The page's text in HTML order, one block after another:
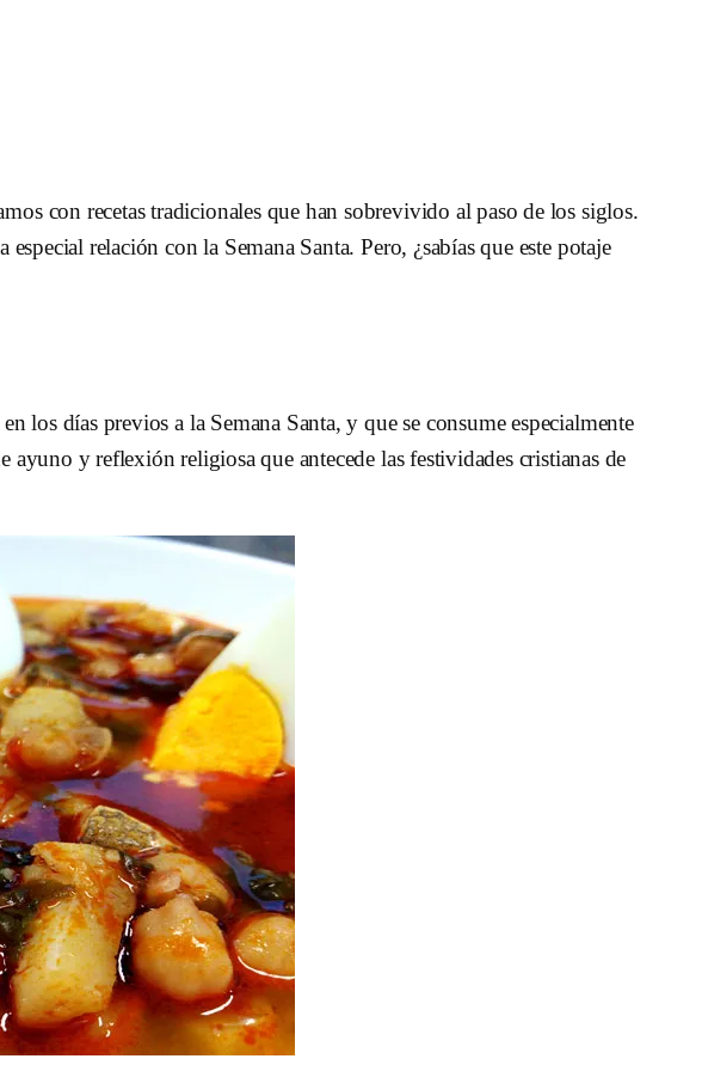
con recetas tradicionales que han sobrevivido al paso de los siglos.
relación con la Semana Santa. Pero, ¿sabías que este potaje
los días previos a la Semana Santa, y que se consume especialmente
y reflexión religiosa que antecede las festividades cristianas de